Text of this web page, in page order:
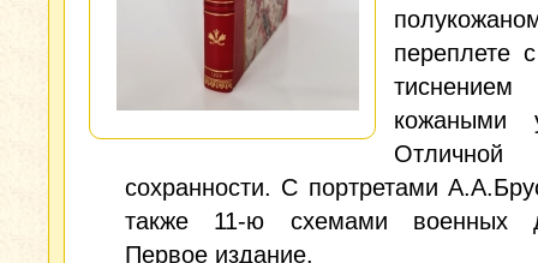
переплете
кожаными
Отличной
сохранности. С портретами
также 11-ю схемами военных
Первое издание.